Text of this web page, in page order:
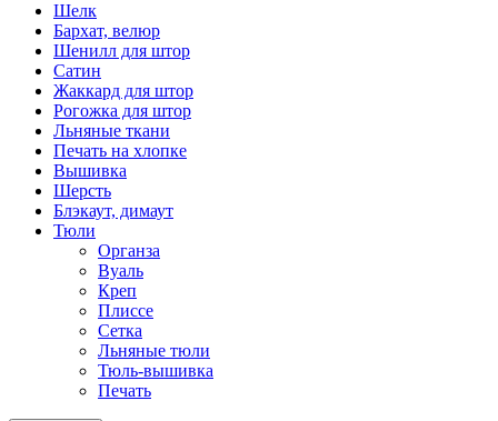
Шелк
Бархат, велюр
Шенилл для штор
Сатин
Жаккард для штор
Рогожка для штор
Льняные ткани
Печать на хлопке
Вышивка
Шерсть
Блэкаут, димаут
Тюли
Органза
Вуаль
Креп
Плиссе
Сетка
Льняные тюли
Тюль-вышивка
Печать